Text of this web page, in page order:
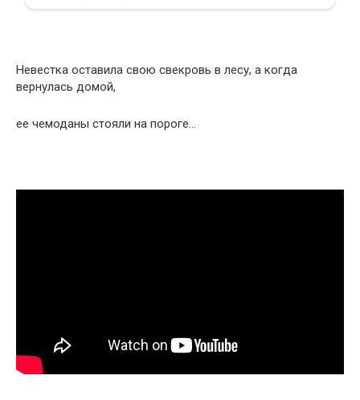
Невестка оставила свою свекровь в лесу, а когда
вернулась домой,
ее чемоданы стояли на пороге…